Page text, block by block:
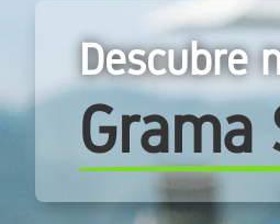
Descubre
Grama